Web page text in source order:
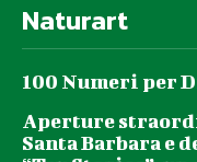
Naturart
100 Numeri per
Aperture
Santa Barbara e